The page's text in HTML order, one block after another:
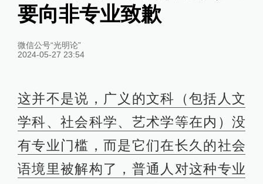
要向非专业致歉
微信公号“光明论”
2024-05-27 23:54
这并不是说，广义的文科（包括人文
学科、社会科学、艺术学等在内）没
有专业门槛，而是它们在长久的社会
语境里被解构了，普通人对这种专业